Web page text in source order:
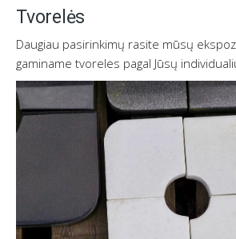
Tvorelės
Daugiau pasirinkimų rasite mūsų
gaminame tvoreles pagal Jūsų